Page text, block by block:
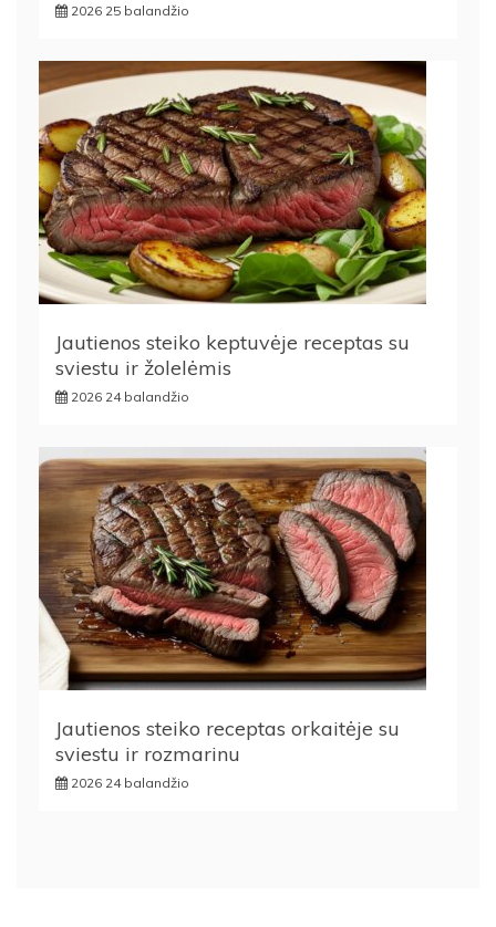
2026 25 balandžio
Jautienos steiko keptuvėje receptas su
sviestu ir žolelėmis
2026 24 balandžio
Jautienos steiko receptas orkaitėje su
sviestu ir rozmarinu
2026 24 balandžio